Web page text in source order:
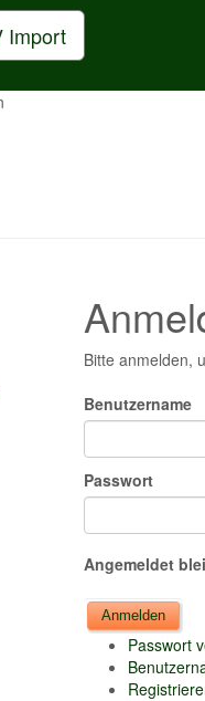
Bitte anmelden,
Benutzername
Passwort
Angemeldet
Passwort